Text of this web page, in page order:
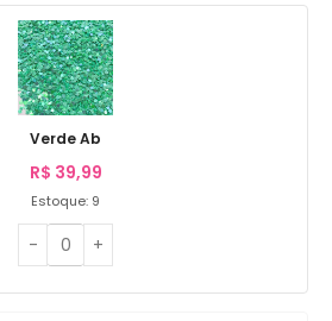
Verde Ab
R$ 39,99
Estoque: 9